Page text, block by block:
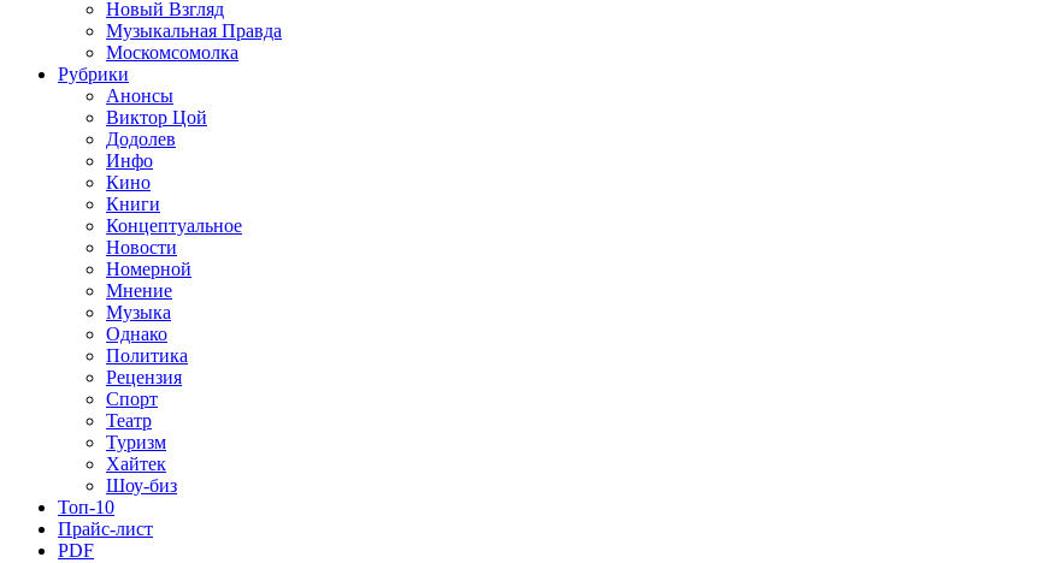
Новый Взгляд
Музыкальная Правда
Москомсомолка
Рубрики
Анонсы
Виктор Цой
Додолев
Инфо
Кино
Книги
Концептуальное
Новости
Номерной
Мнение
Музыка
Однако
Политика
Рецензия
Спорт
Театр
Туризм
Хайтек
Шоу-биз
Топ-10
Прайс-лист
PDF